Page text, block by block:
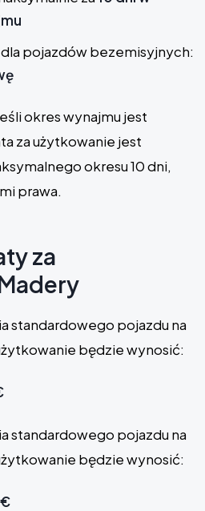
pojazdów bezemisyjnych:
okres wynajmu jest
za użytkowanie jest
okresu 10 dni,
prawa.
za
standardowego pojazdu na
będzie wynosić:
standardowego pojazdu na
będzie wynosić: